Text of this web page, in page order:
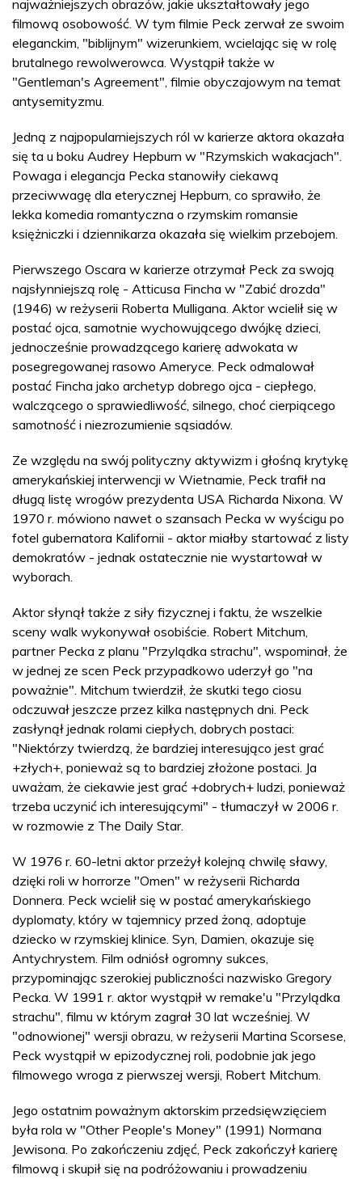
najważniejszych obrazów, jakie ukształtowały jego
filmową osobowość. W tym filmie Peck zerwał ze swoim
eleganckim, "biblijnym" wizerunkiem, wcielając się w rolę
brutalnego rewolwerowca. Wystąpił także w
"Gentleman's Agreement", filmie obyczajowym na temat
antysemityzmu.
Jedną z najpopularniejszych ról w karierze aktora okazała
się ta u boku Audrey Hepburn w "Rzymskich wakacjach".
Powaga i elegancja Pecka stanowiły ciekawą
przeciwwagę dla eterycznej Hepburn, co sprawiło, że
lekka komedia romantyczna o rzymskim romansie
księżniczki i dziennikarza okazała się wielkim przebojem.
Pierwszego Oscara w karierze otrzymał Peck za swoją
najsłynniejszą rolę - Atticusa Fincha w "Zabić drozda"
(1946) w reżyserii Roberta Mulligana. Aktor wcielił się w
postać ojca, samotnie wychowującego dwójkę dzieci,
jednocześnie prowadzącego karierę adwokata w
posegregowanej rasowo Ameryce. Peck odmalował
postać Fincha jako archetyp dobrego ojca - ciepłego,
walczącego o sprawiedliwość, silnego, choć cierpiącego
samotność i niezrozumienie sąsiadów.
Ze względu na swój polityczny aktywizm i głośną krytykę
amerykańskiej interwencji w Wietnamie, Peck trafił na
długą listę wrogów prezydenta USA Richarda Nixona. W
1970 r. mówiono nawet o szansach Pecka w wyścigu po
fotel gubernatora Kalifornii - aktor miałby startować z listy
demokratów - jednak ostatecznie nie wystartował w
wyborach.
Aktor słynął także z siły fizycznej i faktu, że wszelkie
sceny walk wykonywał osobiście. Robert Mitchum,
partner Pecka z planu "Przylądka strachu", wspominał, że
w jednej ze scen Peck przypadkowo uderzył go "na
poważnie". Mitchum twierdził, że skutki tego ciosu
odczuwał jeszcze przez kilka następnych dni. Peck
zasłynął jednak rolami ciepłych, dobrych postaci:
"Niektórzy twierdzą, że bardziej interesująco jest grać
+złych+, ponieważ są to bardziej złożone postaci. Ja
uważam, że ciekawie jest grać +dobrych+ ludzi, ponieważ
trzeba uczynić ich interesującymi" - tłumaczył w 2006 r.
w rozmowie z The Daily Star.
W 1976 r. 60-letni aktor przeżył kolejną chwilę sławy,
dzięki roli w horrorze "Omen" w reżyserii Richarda
Donnera. Peck wcielił się w postać amerykańskiego
dyplomaty, który w tajemnicy przed żoną, adoptuje
dziecko w rzymskiej klinice. Syn, Damien, okazuje się
Antychrystem. Film odniósł ogromny sukces,
przypominając szerokiej publiczności nazwisko Gregory
Pecka. W 1991 r. aktor wystąpił w remake'u "Przylądka
strachu", filmu w którym zagrał 30 lat wcześniej. W
"odnowionej" wersji obrazu, w reżyserii Martina Scorsese,
Peck wystąpił w epizodycznej roli, podobnie jak jego
filmowego wroga z pierwszej wersji, Robert Mitchum.
Jego ostatnim poważnym aktorskim przedsięwzięciem
była rola w "Other People's Money" (1991) Normana
Jewisona. Po zakończeniu zdjęć, Peck zakończył karierę
filmową i skupił się na podróżowaniu i prowadzeniu